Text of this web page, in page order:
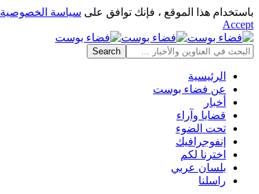
باستخدام هذا الموقع ، فإنك توافق على سياسة الخصوصية
Accept
الرئيسية
عن فضاء بوست
أخبار
قضايا وآراء
تحت الضوء
إنفوجرافيك
اخترنا لكم
بلسان عربي
راسلنا